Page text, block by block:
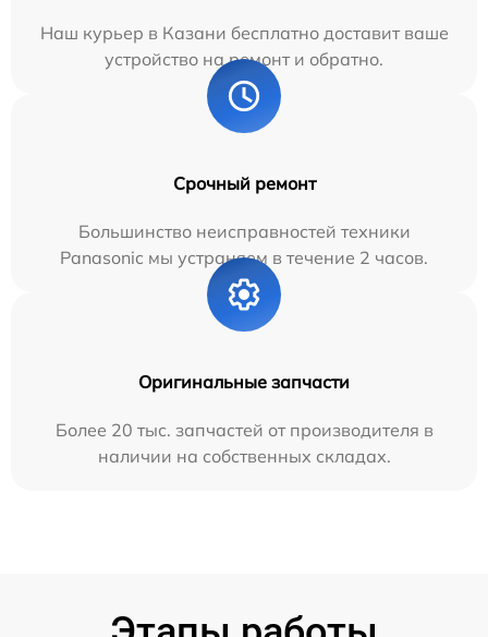
Наш курьер в Казани бесплатно доставит ваше
устройство на ремонт и обратно.
Срочный ремонт
Большинство неисправностей техники
Panasonic мы устраняем в течение 2 часов.
Оригинальные запчасти
Более 20 тыс. запчастей от производителя в
наличии на собственных складах.